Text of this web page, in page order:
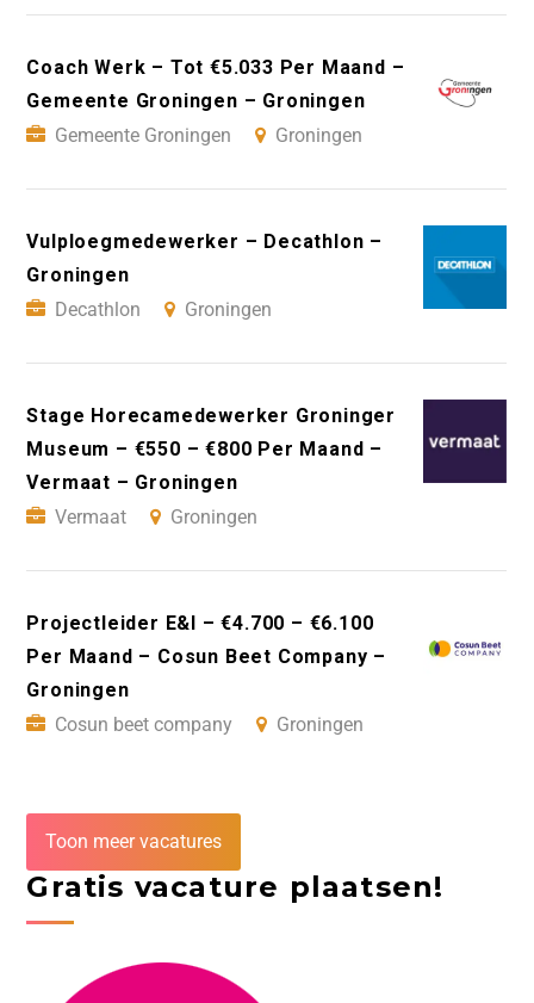
Coach Werk – Tot €5.033 Per Maand –
Gemeente Groningen – Groningen
Gemeente Groningen
Groningen
Vulploegmedewerker – Decathlon –
Groningen
Decathlon
Groningen
Stage Horecamedewerker Groninger
Museum – €550 – €800 Per Maand –
Vermaat – Groningen
Vermaat
Groningen
Projectleider E&I – €4.700 – €6.100
Per Maand – Cosun Beet Company –
Groningen
Cosun beet company
Groningen
Toon meer vacatures
Gratis vacature plaatsen!